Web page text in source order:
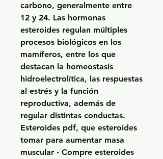
carbono, generalmente entre
12 y 24. Las hormonas
esteroides regulan múltiples
procesos biológicos en los
mamíferos, entre los que
destacan la homeostasis
hidroelectrolítica, las respuestas
al estrés y la función
reproductiva, además de
regular distintas conductas.
Esteroides pdf, que esteroides
tomar para aumentar masa
muscular - Compre esteroides